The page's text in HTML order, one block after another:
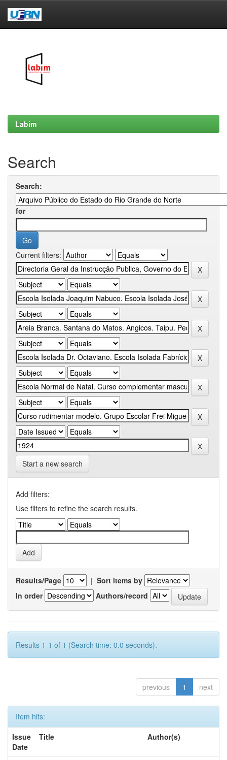
Labim
Search
Search:
for
Current filters:
Start a new search
Add filters:
Use filters to refine the search results.
Results/Page | Sort items by
In order
Authors/record
Results 1-1 of 1 (Search time: 0.0 seconds).
previous 1 next
Item hits:
Issue
Date
Title Author(s)